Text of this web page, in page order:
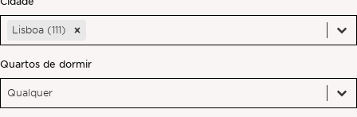
Cidade
Cidade
Lisboa (111)
Quartos de dormir
Quartos de dormir
Quartos de dormir
Quartos de dormir
Fora do mercado
Todas as propriedades